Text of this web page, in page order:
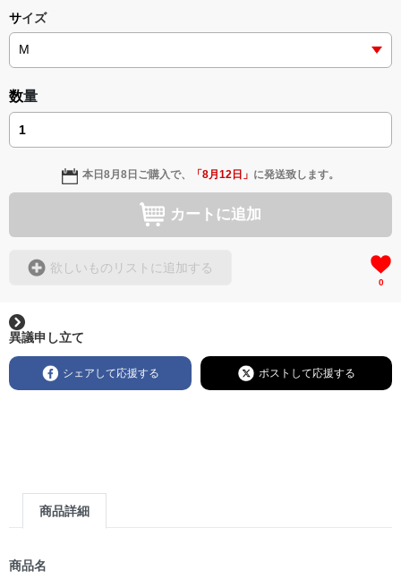
サイズ
数量
本日8月8日 ご購入で、 「8月12日 」 に発送致します。
カートに追加
欲しいものリストに追加する
0
異議申し立て
シェアして応援する ポストして応援する
商品詳細
商品名